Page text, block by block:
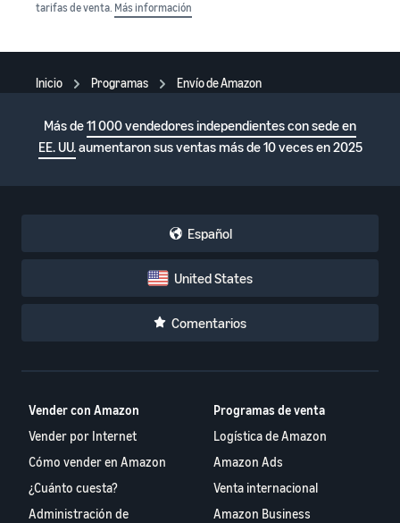
tarifas de venta. Más información
Inicio Programas Envío de Amazon
Más de11 000 vendedores independientes con sede en
EE. UU.aumentaron sus ventas más de 10 veces en 2025
Español
United States
Comentarios
Vender con Amazon
Vender por Internet
Cómo vender en Amazon
¿Cuánto cuesta?
Administración de
Programas de venta
Logística de Amazon
Amazon Ads
Venta internacional
Amazon Business